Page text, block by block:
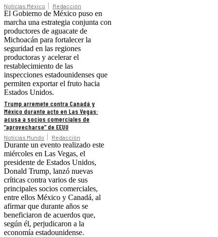
Noticias México Redacción
El Gobierno de México puso en
marcha una estrategia conjunta con
productores de aguacate de
Michoacán para fortalecer la
seguridad en las regiones
productoras y acelerar el
restablecimiento de las
inspecciones estadounidenses que
permiten exportar el fruto hacia
Estados Unidos.
Trump arremete contra Canadá y
México durante acto en Las Vegas:
acusa a socios comerciales de
“aprovecharse” de EEUU
Noticias Mundo Redacción
Durante un evento realizado este
miércoles en Las Vegas, el
presidente de Estados Unidos,
Donald Trump, lanzó nuevas
críticas contra varios de sus
principales socios comerciales,
entre ellos México y Canadá, al
afirmar que durante años se
beneficiaron de acuerdos que,
según él, perjudicaron a la
economía estadounidense.